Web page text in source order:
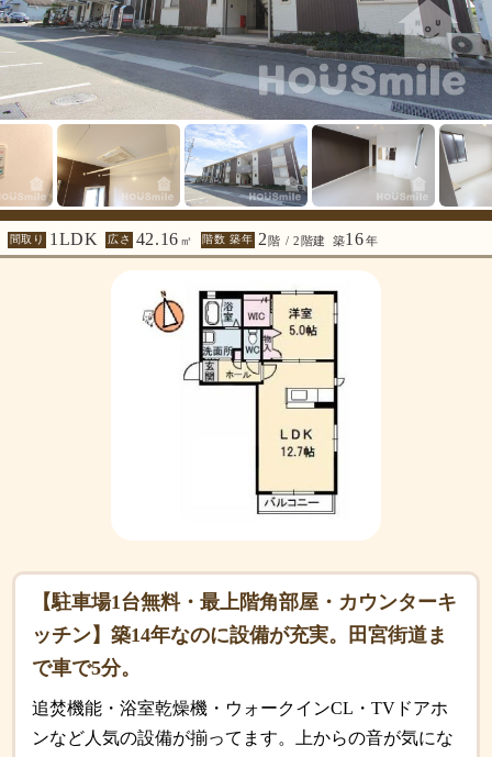
間取り 1LDK 広さ 42.16 ㎡ 階数 築年 2 階 / 2階建 築16年
【駐車場1台無料・最上階角部屋・カウンターキ
ッチン】築14年なのに設備が充実。田宮街道ま
で車で5分。
追焚機能・浴室乾燥機・ウォークインCL・TVドアホ
ンなど人気の設備が揃ってます。上からの音が気にな